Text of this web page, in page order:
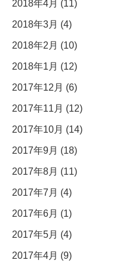
2018年4月 (11)
2018年3月 (4)
2018年2月 (10)
2018年1月 (12)
2017年12月 (6)
2017年11月 (12)
2017年10月 (14)
2017年9月 (18)
2017年8月 (11)
2017年7月 (4)
2017年6月 (1)
2017年5月 (4)
2017年4月 (9)